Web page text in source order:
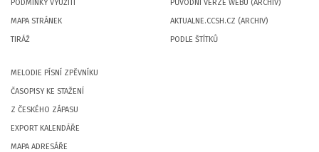
PODMÍNKY VYUŽITÍ
MAPA STRÁNEK
TIRÁŽ
PŮVODNÍ VERZE WEBU (ARCHIV)
AKTUALNE.CCSH.CZ (ARCHIV)
PODLE ŠTÍTKŮ
MELODIE PÍSNÍ ZPĚVNÍKU
ČASOPISY KE STAŽENÍ
Z ČESKÉHO ZÁPASU
EXPORT KALENDÁŘE
MAPA ADRESÁŘE